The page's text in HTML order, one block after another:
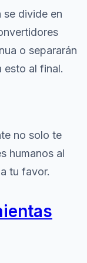
se divide en
o separarán
esto al final.
no solo te
humanos al
tu favor.